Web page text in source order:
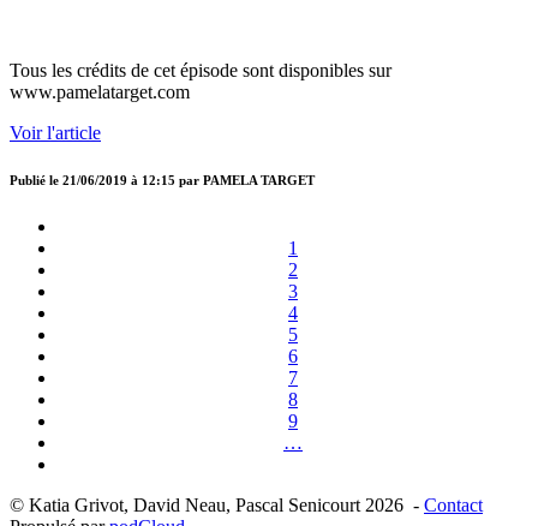
Tous les crédits de cet épisode sont disponibles sur
www.pamelatarget.com
Voir l'article
Publié le 21/06/2019 à 12:15 par PAMELA TARGET
1
2
3
4
5
6
7
8
9
…
© Katia Grivot, David Neau, Pascal Senicourt 2026 - Contact